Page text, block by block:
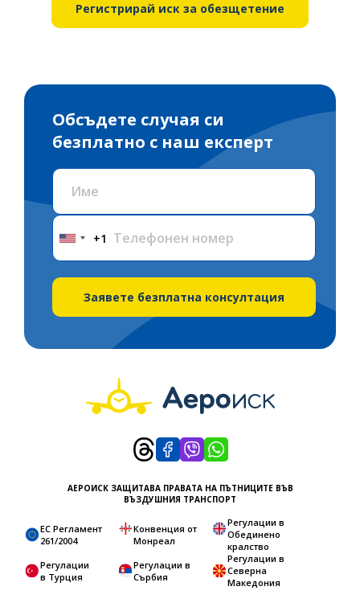
Регистрирай иск за обезщетение
Обсъдете случая си
безплатно с наш експерт
United
States
+1
+1
Заявете безплатна консултация
АЕРОИСК ЗАЩИТАВА ПРАВАТА НА ПЪТНИЦИТЕ ВЪВ
ВЪЗДУШНИЯ ТРАНСПОРТ
ЕС Регламент
261/2004
Конвенция от
Монреал
Регулации в
Обединено
кралство
Регулации
в Турция
Регулации в
Сърбия
Регулации в
Северна
Македония